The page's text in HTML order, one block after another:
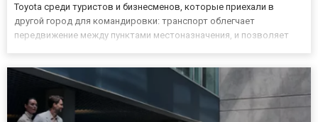
Toyota среди туристов и бизнесменов, которые приехали в
другой город для командировки: транспорт облегчает
передвижение между пунктами местоназначения, и позволяет
Toyota п...